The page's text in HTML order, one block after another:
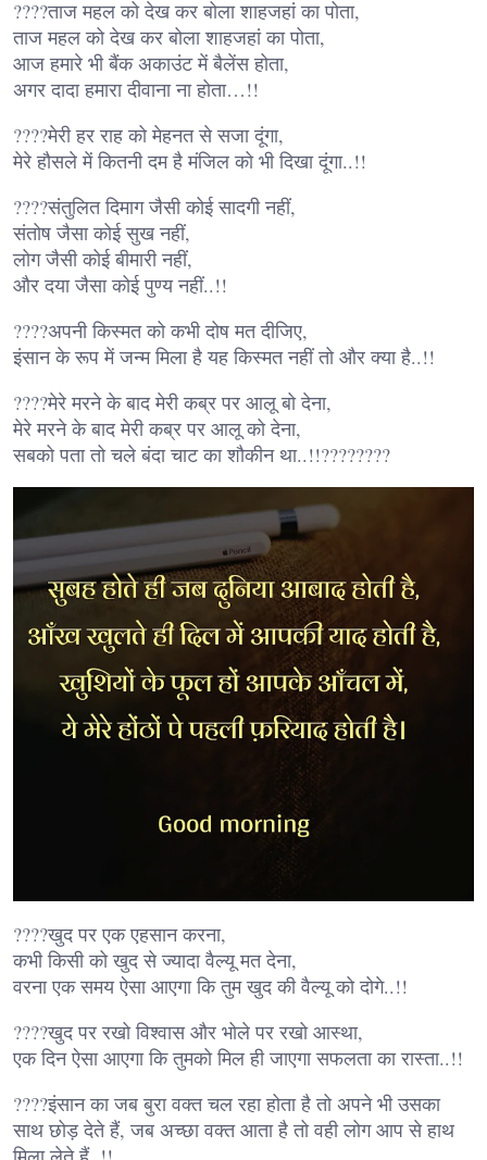
????ताज महल को देख कर बोला शाहजहां का पोता,
ताज महल को देख कर बोला शाहजहां का पोता,
आज हमारे भी बैंक अकाउंट में बैलेंस होता,
अगर दादा हमारा दीवाना ना होता…!!
????मेरी हर राह को मेहनत से सजा दूंगा,
मेरे हौसले में कितनी दम है मंजिल को भी दिखा दूंगा..!!
????संतुलित दिमाग जैसी कोई सादगी नहीं,
संतोष जैसा कोई सुख नहीं,
लोग जैसी कोई बीमारी नहीं,
और दया जैसा कोई पुण्य नहीं..!!
????अपनी किस्मत को कभी दोष मत दीजिए,
इंसान के रूप में जन्म मिला है यह किस्मत नहीं तो और क्या है..!!
????मेरे मरने के बाद मेरी कब्र पर आलू बो देना,
मेरे मरने के बाद मेरी कब्र पर आलू को देना,
सबको पता तो चले बंदा चाट का शौकीन था..!!????????
????खुद पर एक एहसान करना,
कभी किसी को खुद से ज्यादा वैल्यू मत देना,
वरना एक समय ऐसा आएगा कि तुम खुद की वैल्यू को दोगे..!!
????खुद पर रखो विश्वास और भोले पर रखो आस्था,
एक दिन ऐसा आएगा कि तुमको मिल ही जाएगा सफलता का रास्ता..!!
????इंसान का जब बुरा वक्त चल रहा होता है तो अपने भी उसका
साथ छोड़ देते हैं, जब अच्छा वक्त आता है तो वही लोग आप से हाथ